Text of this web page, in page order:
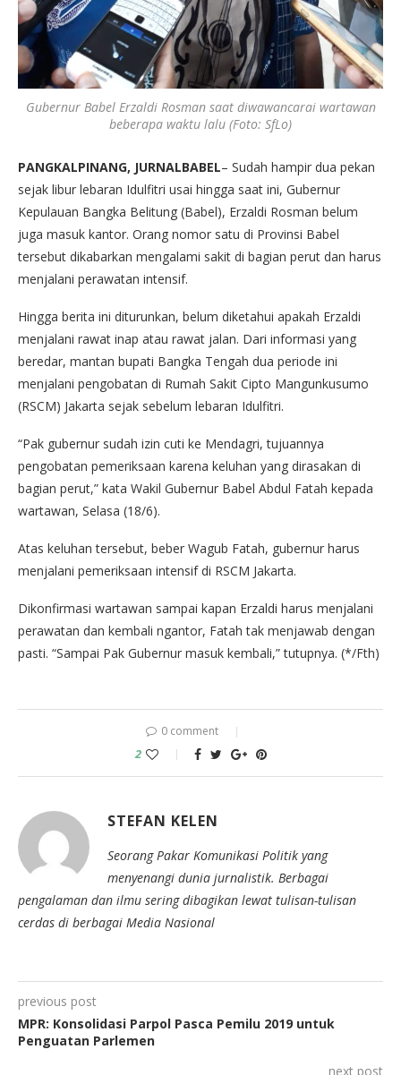
Gubernur Babel Erzaldi Rosman saat diwawancarai wartawan
beberapa waktu lalu (Foto: SfLo)
PANGKALPINANG, JURNALBABEL– Sudah hampir dua pekan
sejak libur lebaran Idulfitri usai hingga saat ini, Gubernur
Kepulauan Bangka Belitung (Babel), Erzaldi Rosman belum
juga masuk kantor. Orang nomor satu di Provinsi Babel
tersebut dikabarkan mengalami sakit di bagian perut dan harus
menjalani perawatan intensif.
Hingga berita ini diturunkan, belum diketahui apakah Erzaldi
menjalani rawat inap atau rawat jalan. Dari informasi yang
beredar, mantan bupati Bangka Tengah dua periode ini
menjalani pengobatan di Rumah Sakit Cipto Mangunkusumo
(RSCM) Jakarta sejak sebelum lebaran Idulfitri.
“Pak gubernur sudah izin cuti ke Mendagri, tujuannya
pengobatan pemeriksaan karena keluhan yang dirasakan di
bagian perut,” kata Wakil Gubernur Babel Abdul Fatah kepada
wartawan, Selasa (18/6).
Atas keluhan tersebut, beber Wagub Fatah, gubernur harus
menjalani pemeriksaan intensif di RSCM Jakarta.
Dikonfirmasi wartawan sampai kapan Erzaldi harus menjalani
perawatan dan kembali ngantor, Fatah tak menjawab dengan
pasti. “Sampai Pak Gubernur masuk kembali,” tutupnya. (*/Fth)
0 comment
2
STEFAN KELEN
Seorang Pakar Komunikasi Politik yang
menyenangi dunia jurnalistik. Berbagai
pengalaman dan ilmu sering dibagikan lewat tulisan-tulisan
cerdas di berbagai Media Nasional
previous post
MPR: Konsolidasi Parpol Pasca Pemilu 2019 untuk
Penguatan Parlemen
next post